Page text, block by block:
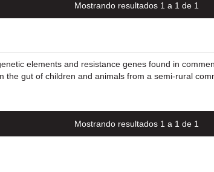
Mostrando resultados 1 a 1 de 1
elements and resistance genes found in
the gut of children and animals from a semi-rural
Mostrando resultados 1 a 1 de 1